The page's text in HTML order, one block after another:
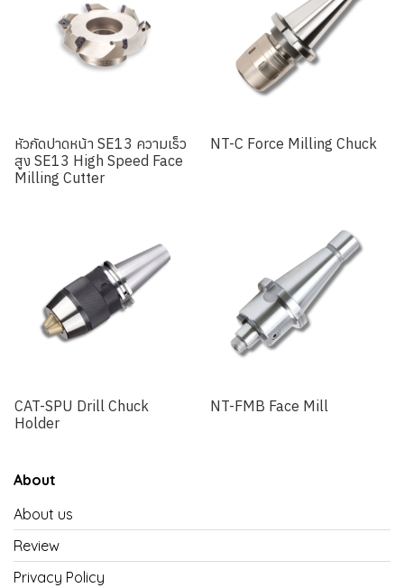
หัวกัดปาดหน้า SE13 ความเร็ว
สูง SE13 High Speed Face
Milling Cutter
NT-C Force Milling Chuck
CAT-SPU Drill Chuck
Holder
NT-FMB Face Mill
About
About us
Review
Privacy Policy